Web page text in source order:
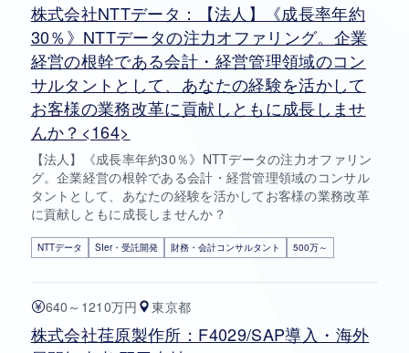
株式会社NTTデータ：【法人】《成長率年約
30％》NTTデータの注力オファリング。企業
経営の根幹である会計・経営管理領域のコン
サルタントとして、あなたの経験を活かして
お客様の業務改革に貢献しともに成長しませ
んか？<164>
【法人】《成長率年約30％》NTTデータの注力オファリン
グ。企業経営の根幹である会計・経営管理領域のコンサル
タントとして、あなたの経験を活かしてお客様の業務改革
に貢献しともに成長しませんか？
NTTデータ SIer・受託開発 財務・会計コンサルタント 500万～
640～1210万円 東京都
株式会社荏原製作所：F4029/SAP導入・海外